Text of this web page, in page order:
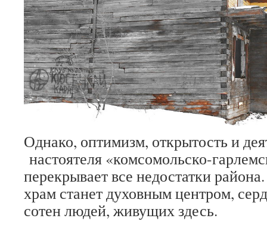
Однако, оптимизм, открытость и
настоятеля «комсомольско-
перекрывает все недостатки
храм станет духовным центром,
сотен людей, живущих здесь.